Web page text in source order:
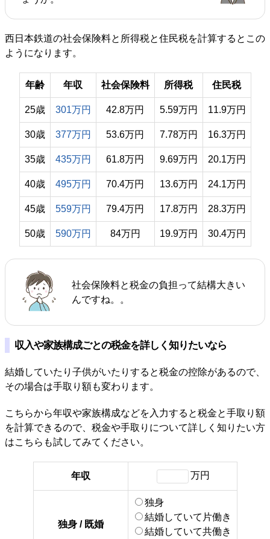
西日本鉄道の社会保険料と所得税と住民税を計算するとこの
ようになります。
年齢 年収 社会保険料 所得税 住民税
25歳 301万円 42.8万円 5.59万円 11.9万円
30歳 377万円 53.6万円 7.78万円 16.3万円
35歳 435万円 61.8万円 9.69万円 20.1万円
40歳 495万円 70.4万円 13.6万円 24.1万円
45歳 559万円 79.4万円 17.8万円 28.3万円
50歳 590万円 84万円 19.9万円 30.4万円
社会保険料と税金の負担って結構大きい
んですね。。
収入や家族構成ごとの税金を詳しく知りたいなら
結婚していたり子供がいたりすると税金の控除があるので、
その場合は手取り額も変わります。
こちらから年収や家族構成などを入力すると税金と手取り額
を計算できるので、税金や手取りについて詳しく知りたい方
はこちらも試してみてください。
年収 万円
独身 / 既婚
独身
結婚していて片働き
結婚していて共働き